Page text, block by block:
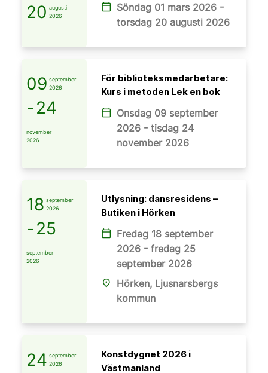
20 augusti
2026
calendar_today Söndag 01 mars 2026 -
torsdag 20 augusti 2026
09 september
2026
- 24
november
2026
För biblioteksmedarbetare:
Kurs i metoden Lek en bok
calendar_today Onsdag 09 september
2026 - tisdag 24
november 2026
18 september
2026
- 25
september
2026
Utlysning: dansresidens –
Butiken i Hörken
calendar_today Fredag 18 september
2026 - fredag 25
september 2026
place
Hörken, Ljusnarsbergs
kommun
24 september
2026
Konstdygnet 2026 i
Västmanland